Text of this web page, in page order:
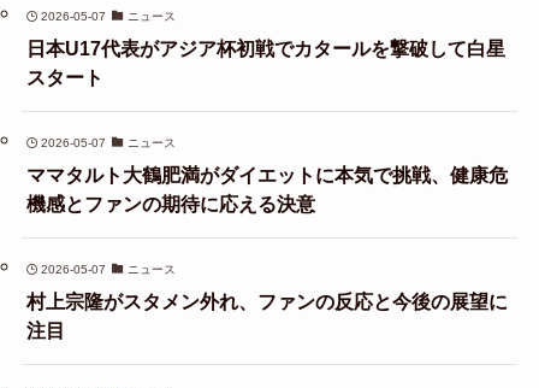
2026-05-07 ニュース
日本U17代表がアジア杯初戦でカタールを撃破して白星
スタート
2026-05-07 ニュース
ママタルト大鶴肥満がダイエットに本気で挑戦、健康危
機感とファンの期待に応える決意
2026-05-07 ニュース
村上宗隆がスタメン外れ、ファンの反応と今後の展望に
注目